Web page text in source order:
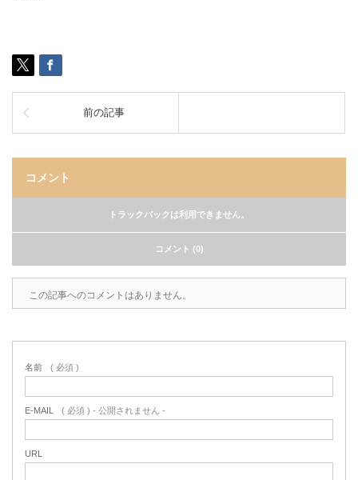
前の記事
コメント
トラックバックは利用できません。
コメント (0)
この記事へのコメントはありません。
名前 ( 必須 )
E-MAIL ( 必須 ) - 公開されません -
URL